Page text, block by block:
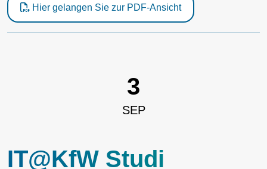
Hier gelangen Sie zur PDF-Ansicht
3
SEP
IT@KfW Studi